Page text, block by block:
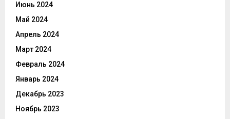
Июнь 2024
Май 2024
Апрель 2024
Март 2024
Февраль 2024
Январь 2024
Декабрь 2023
Ноябрь 2023